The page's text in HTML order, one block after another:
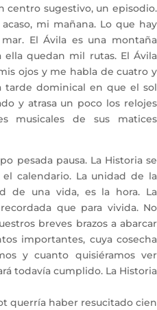
centro sugestivo, un episodio.
mi mañana. Lo que hay
El Ávila es una montaña
quedan mil rutas. El Ávila
ojos y me habla de cuatro y
tarde dominical en que el sol
y atrasa un poco los relojes
musicales de sus matices
pesada pausa. La Historia se
calendario. La unidad de la
de una vida, es la hora. La
que para vivida. No
breves brazos a abarcar
importantes, cuya cosecha
y cuanto quisiéramos ver
todavía cumplido. La Historia
querría haber resucitado cien